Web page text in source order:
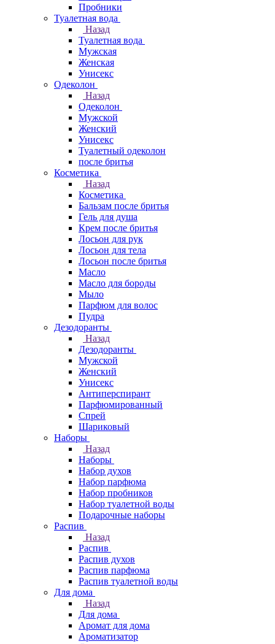
Пробники
Туалетная вода
Назад
Туалетная вода
Мужская
Женская
Унисекс
Одеколон
Назад
Одеколон
Мужской
Женский
Унисекс
Туалетный одеколон
после бритья
Косметика
Назад
Косметика
Бальзам после бритья
Гель для душа
Крем после бритья
Лосьон для рук
Лосьон для тела
Лосьон после бритья
Масло
Масло для бороды
Мыло
Парфюм для волос
Пудра
Дезодоранты
Назад
Дезодоранты
Мужской
Женский
Унисекс
Антиперспирант
Парфюмированный
Спрей
Шариковый
Наборы
Назад
Наборы
Набор духов
Набор парфюма
Набор пробников
Набор туалетной воды
Подарочные наборы
Распив
Назад
Распив
Распив духов
Распив парфюма
Распив туалетной воды
Для дома
Назад
Для дома
Аромат для дома
Ароматизатор